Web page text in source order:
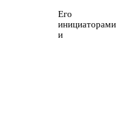
Его
инициаторами
и